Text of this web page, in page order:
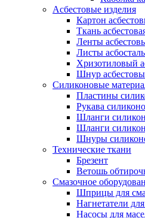
Асбестовые изделия
Картон
Ткань
Ленты
Листы
Хризотиловый
Шнур
Силиконовые
Пластины
Рукава
Шланги
Шланги
Шнуры
Технические ткани
Брезент
Ветошь
Смазочное
Шприцы для
Нагнетатели
Насосы для